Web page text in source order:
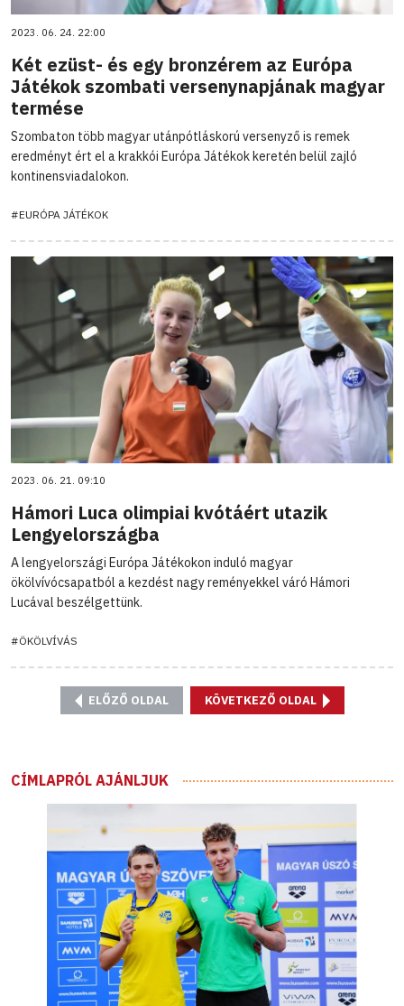
2023. 06. 24. 22:00
Két ezüst- és egy bronzérem az Európa
Játékok szombati versenynapjának magyar
termése
Szombaton több magyar utánpótláskorú versenyző is remek
eredményt ért el a krakkói Európa Játékok keretén belül zajló
kontinensviadalokon.
#EURÓPA JÁTÉKOK
2023. 06. 21. 09:10
Hámori Luca olimpiai kvótáért utazik
Lengyelországba
A lengyelországi Európa Játékokon induló magyar
ökölvívócsapatból a kezdést nagy reményekkel váró Hámori
Lucával beszélgettünk.
#ÖKÖLVÍVÁS
ELŐZŐ OLDAL KÖVETKEZŐ OLDAL
CÍMLAPRÓL AJÁNLJUK